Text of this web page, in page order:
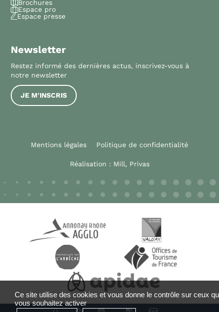
Brochures
Espace pro
Espace presse
Newsletter
Restez informé des dernières actus, inscrivez-vous à
notre newsletter
JE M'INSCRIS
Mentions légales Politique de confidentialité
Réalisation : Mill, Privas
Ce site utilise des cookies et vous donne le contrôle sur ceux
vous souhaitez activer